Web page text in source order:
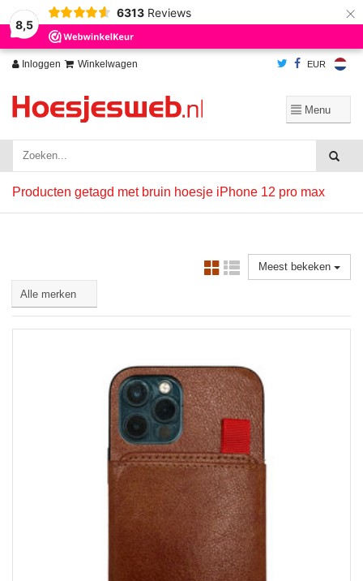
8,5
6313 Reviews ×
Inloggen Winkelwagen EUR
Producten getagd met bruin hoesje iPhone 12 pro max
Meest bekeken
Wij slaan cookies op om onze website te verbeteren. Is dat akkoord?
Ja
Nee